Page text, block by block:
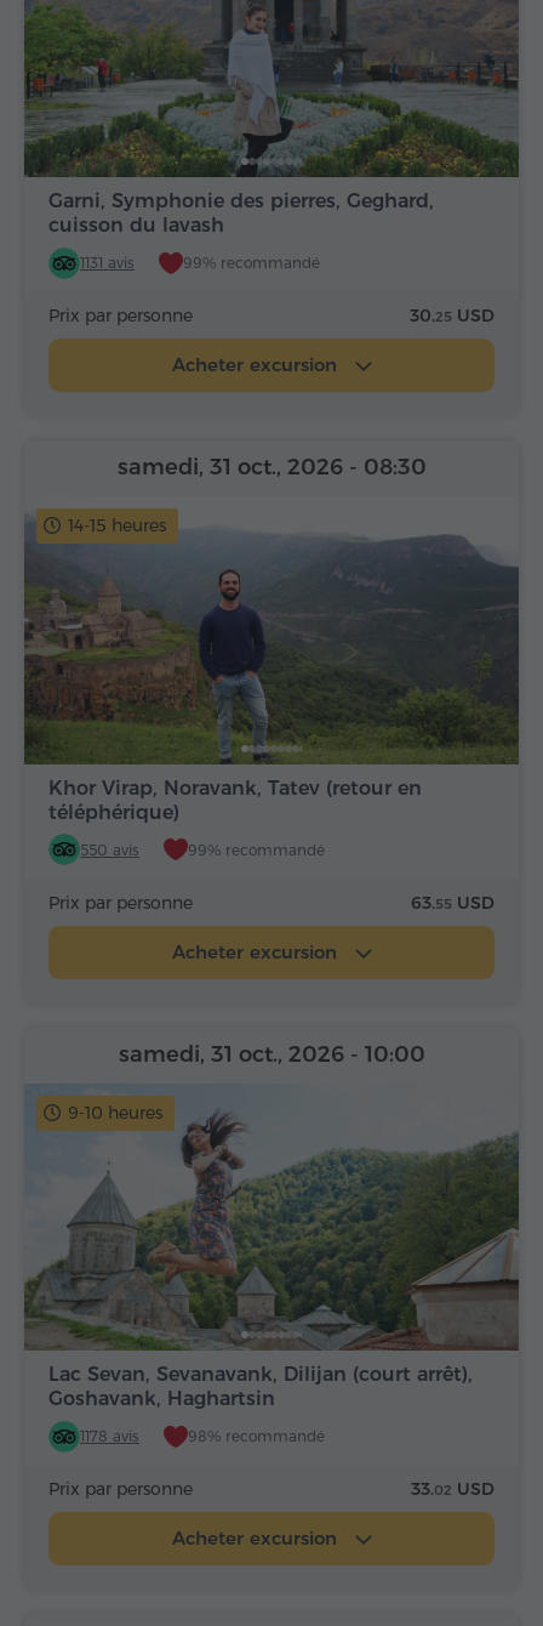
Garni, Symphonie des pierres, Geghard,
cuisson du lavash
1131 avis 99% recommandé
Prix par personne 30.25 USD
Acheter excursion
14-15 heures
Khor Virap, Noravank, Tatev (retour en
téléphérique)
550 avis 99% recommandé
samedi, 31 oct., 2026 - 08:30
Prix par personne 63.55 USD
Acheter excursion
9-10 heures
Lac Sevan, Sevanavank, Dilijan (court arrêt),
Goshavank, Haghartsin
1178 avis 98% recommandé
samedi, 31 oct., 2026 - 10:00
Prix par personne 33.02 USD
Acheter excursion